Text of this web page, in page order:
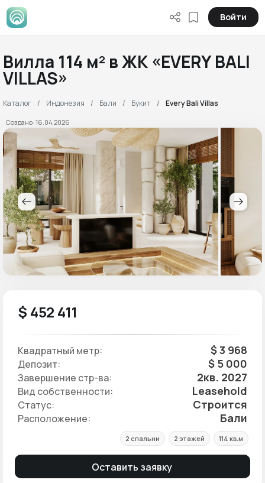
Войти
Вилла 114 м² в ЖК «EVERY BALI
VILLAS»
Каталог Индонезия Бали Букит Every Bali Villas
Создано: 16.04.2026
$ 452 411
Квадратный метр: $ 3 968
Депозит: $ 5 000
Завершение стр-ва: 2кв. 2027
Вид собственности: Leasehold
Статус: Строится
Расположение: Бали
2 спальни 2 этажей 114 кв.м
Оставить заявку